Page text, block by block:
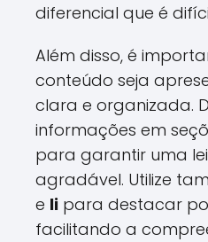
diferencial que é
Além disso, é
conteúdo seja
clara e organizada.
informações em
para garantir uma
agradável. Utilize
e li para destacar
facilitando a